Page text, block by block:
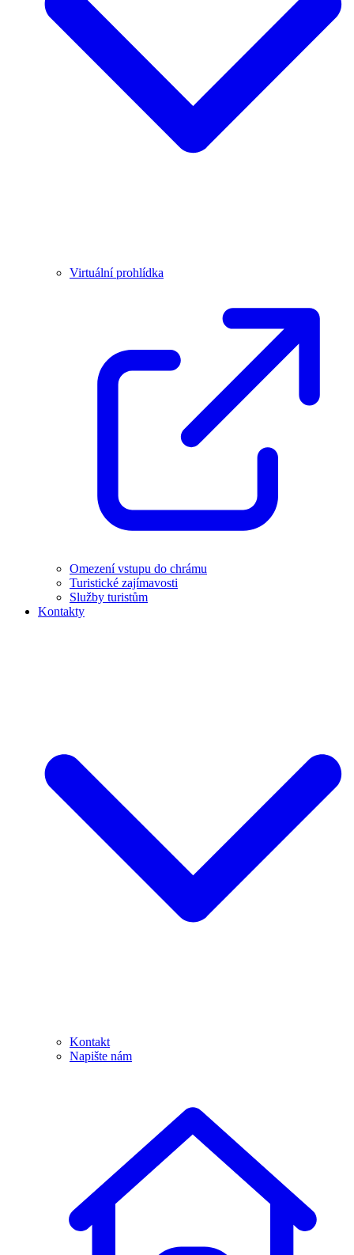
Virtuální prohlídka
Omezení vstupu do chrámu
Turistické zajímavosti
Služby turistům
Kontakty
Kontakt
Napište nám